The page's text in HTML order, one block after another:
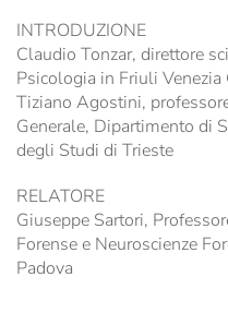
INTRODUZIONE
Claudio Tonzar, direttore
Psicologia in Friuli
Tiziano Agostini,
Generale, Dipartimento di
degli Studi di Trieste
RELATORE
Giuseppe Sartori,
Forense e Neuroscienze
Padova